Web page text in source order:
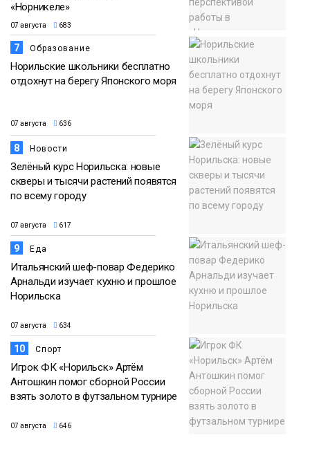
«Норникеле»
07 августа 683
7 Образование
Норильские школьники бесплатно
отдохнут на берегу Японского моря
07 августа 636
8 Новости
Зелёный курс Норильска: новые
скверы и тысячи растений появятся
по всему городу
07 августа 617
9 Еда
Итальянский шеф-повар Федерико
Арнальди изучает кухню и прошлое
Норильска
07 августа 634
10 Спорт
Игрок ФК «Норильск» Артём
Антошкин помог сборной России
взять золото в футзальном турнире
07 августа 646